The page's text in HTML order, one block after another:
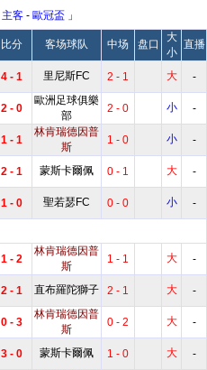
主客- 歐冠盃 」
比分 客场球队 中场 盘口
大
小
直播
4 - 1 里尼斯FC 2 - 1 大
-
2 - 0
歐洲足球俱樂
部
2 - 0 小
-
1 - 1
林肯瑞德因普
斯
1 - 0 小
-
2 - 1 蒙斯卡爾佩 0 - 1 大
-
1 - 0 聖若瑟FC 0 - 0 小 -
1 - 2
林肯瑞德因普
斯
1 - 1 大
-
2 - 1 直布羅陀獅子 2 - 1 大
-
0 - 3
林肯瑞德因普
斯
0 - 2 大
-
3 - 0 蒙斯卡爾佩 1 - 0 大
-